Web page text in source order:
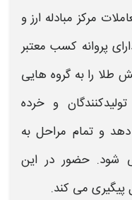
مرکز مبادله ارز و
پروانه کسب معتبر
طلا را به گروه‌ هایی
و خرده‌
و تمام مراحل به
شود. حضور در این
پیگیری می‌ کند.